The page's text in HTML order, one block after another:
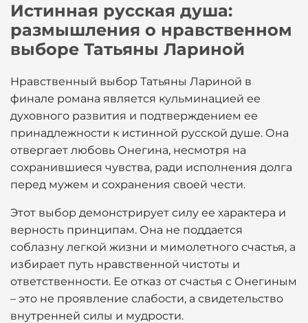
Истинная русская душа:
размышления о нравственном
выборе Татьяны Лариной
Нравственный выбор Татьяны Лариной в
финале романа является кульминацией ее
духовного развития и подтверждением ее
принадлежности к истинной русской душе. Она
отвергает любовь Онегина, несмотря на
сохранившиеся чувства, ради исполнения долга
перед мужем и сохранения своей чести.
Этот выбор демонстрирует силу ее характера и
верность принципам. Она не поддается
соблазну легкой жизни и мимолетного счастья, а
избирает путь нравственной чистоты и
ответственности. Ее отказ от счастья с Онегиным
– это не проявление слабости, а свидетельство
внутренней силы и мудрости.